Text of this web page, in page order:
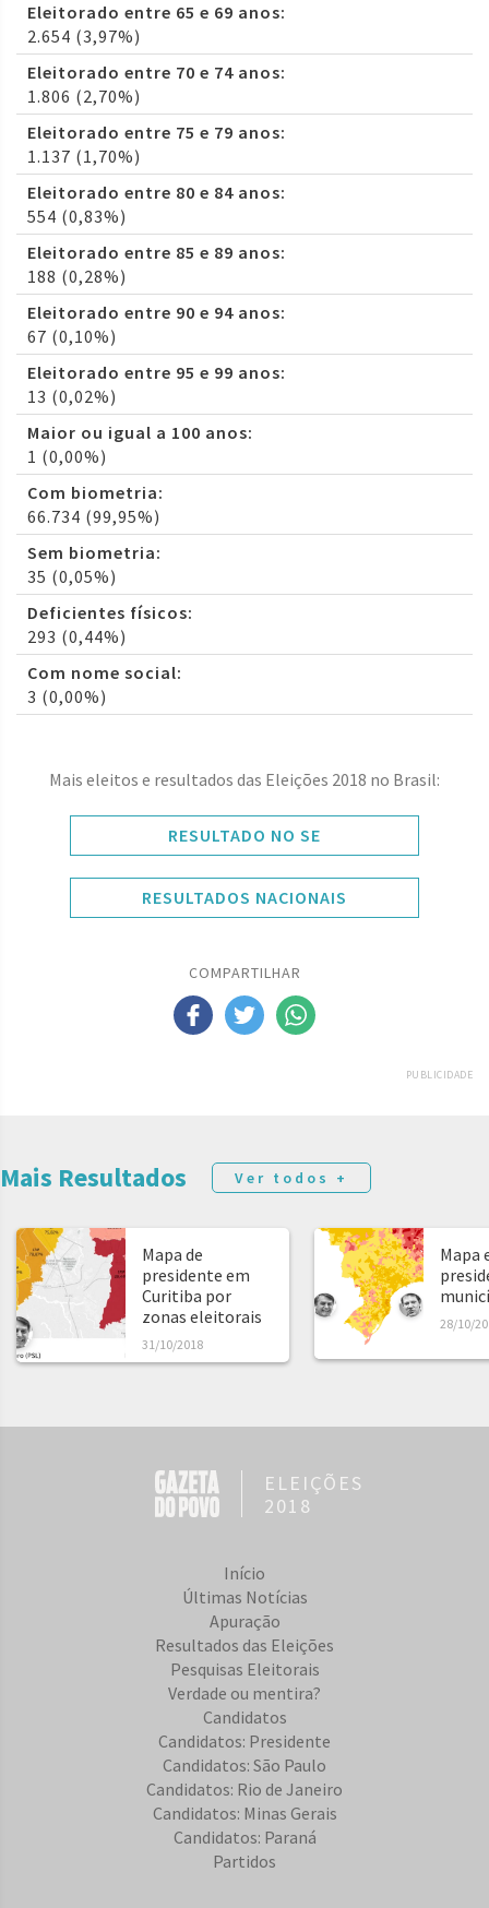
Eleitorado entre 65 e 69 anos:
2.654 (3,97%)
Eleitorado entre 70 e 74 anos:
1.806 (2,70%)
Eleitorado entre 75 e 79 anos:
1.137 (1,70%)
Eleitorado entre 80 e 84 anos:
554 (0,83%)
Eleitorado entre 85 e 89 anos:
188 (0,28%)
Eleitorado entre 90 e 94 anos:
67 (0,10%)
Eleitorado entre 95 e 99 anos:
13 (0,02%)
Maior ou igual a 100 anos:
1 (0,00%)
Com biometria:
66.734 (99,95%)
Sem biometria:
35 (0,05%)
Deficientes físicos:
293 (0,44%)
Com nome social:
3 (0,00%)
Mais eleitos e resultados das Eleições 2018 no Brasil:
RESULTADO NO SE
RESULTADOS NACIONAIS
COMPARTILHAR
PUBLICIDADE
Mais Resultados Ver todos +
Mapa de
presidente em
Curitiba por
zonas eleitorais
31/10/2018
Mapa
28/10/
ELEIÇÕES
2018
Início
Últimas Notícias
Apuração
Resultados das Eleições
Pesquisas Eleitorais
Verdade ou mentira?
Candidatos
Candidatos: Presidente
Candidatos: São Paulo
Candidatos: Rio de Janeiro
Candidatos: Minas Gerais
Candidatos: Paraná
Partidos